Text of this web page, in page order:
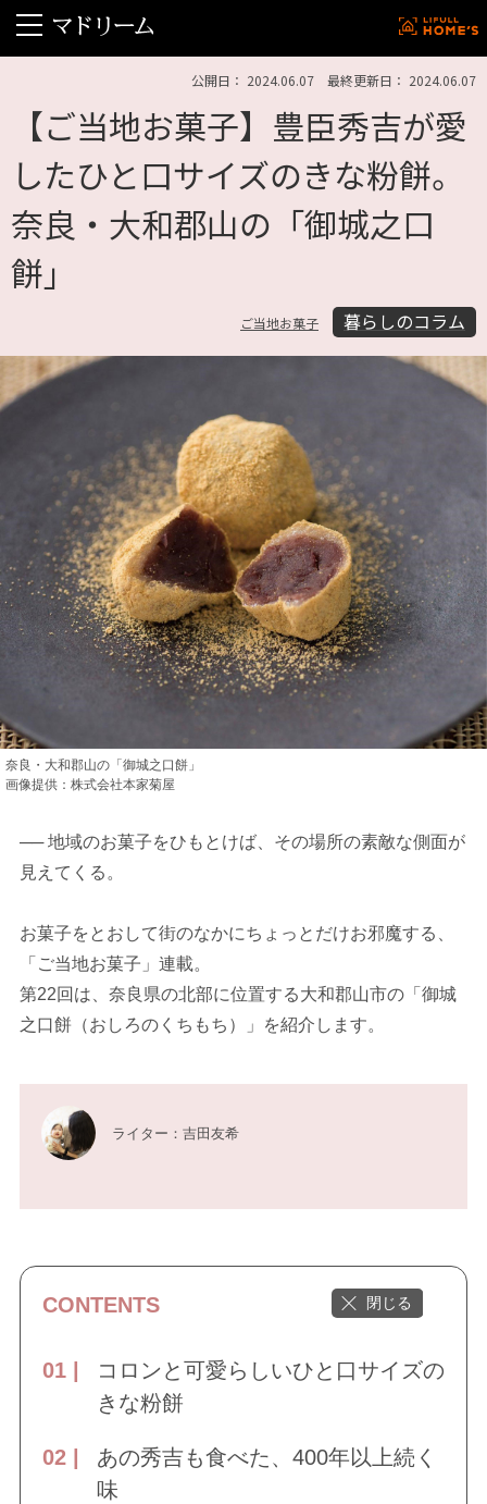
公開日： 2024.06.07 最終更新日： 2024.06.07
【ご当地お菓子】豊臣秀吉が愛
したひと口サイズのきな粉餅。
奈良・大和郡山の「御城之口
餅」
ご当地お菓子 暮らしのコラム
奈良・大和郡山の「御城之口餅」
画像提供：株式会社本家菊屋
── 地域のお菓子をひもとけば、その場所の素敵な側面が
見えてくる。
お菓子をとおして街のなかにちょっとだけお邪魔する、
「ご当地お菓子」連載。
第22回は、奈良県の北部に位置する大和郡山市の「御城
之口餅（おしろのくちもち）」を紹介します。
ライター：吉田友希
CONTENTS
コロンと可愛らしいひと口サイズの
きな粉餅
あの秀吉も食べた、400年以上続く
味